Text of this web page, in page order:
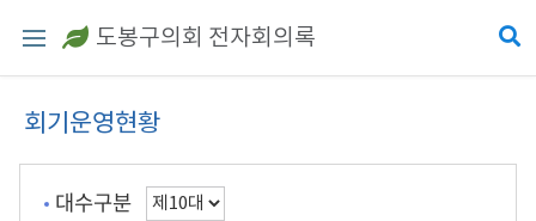
도봉구의회 전자회의록
회기운영현황
대수구분